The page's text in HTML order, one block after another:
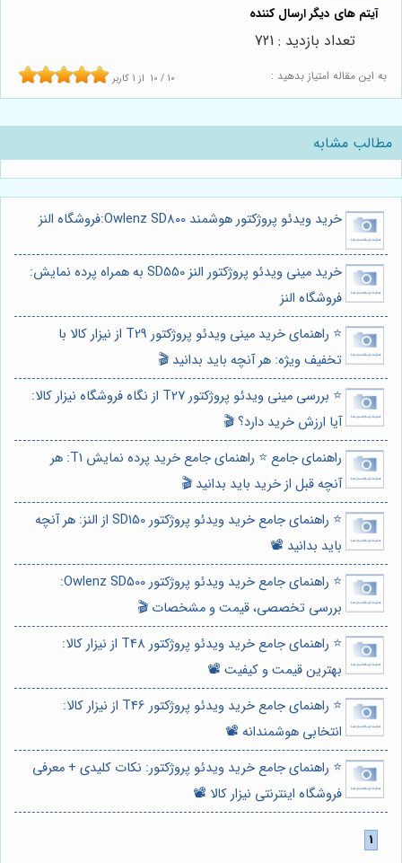
به این مقاله امتیاز بدهید : 10 / 10 از1 کاربر
تعداد بازدید : 721
مطالب مشابه
خرید ویدئو پروژکتور هوشمند Owlenz SD800:فروشگاه النز
خرید مینی ویدئو پروژکتور النز SD550 به همراه پرده نمایش:
فروشگاه النز
⭐️ راهنمای خرید مینی ویدئو پروژکتور T29 از نیزار کالا با
تخفیف ویژه: هر آنچه باید بدانید 🎬
⭐️ بررسی مینی ویدئو پروژکتور T27 از نگاه فروشگاه نیزار کالا:
آیا ارزش خرید دارد؟ 🎬
راهنمای جامع ⭐️ راهنمای جامع خرید پرده نمایش T1: هر
آنچه قبل از خرید باید بدانید 🎬
⭐️ راهنمای جامع خرید ویدئو پروژکتور SD150 از النز: هر آنچه
باید بدانید 📽️
⭐️ راهنمای جامع خرید ویدئو پروژکتور Owlenz SD500:
بررسی تخصصی، قیمت و مشخصات 🎬
⭐️ راهنمای جامع خرید ویدئو پروژکتور T48 از نیزار کالا:
بهترین قیمت و کیفیت 📽️
⭐️ راهنمای جامع خرید ویدئو پروژکتور T46 از نیزار کالا:
انتخابی هوشمندانه 📽️
⭐️ راهنمای جامع خرید ویدئو پروژکتور: نکات کلیدی + معرفی
فروشگاه اینترنتی نیزار کالا 📽️